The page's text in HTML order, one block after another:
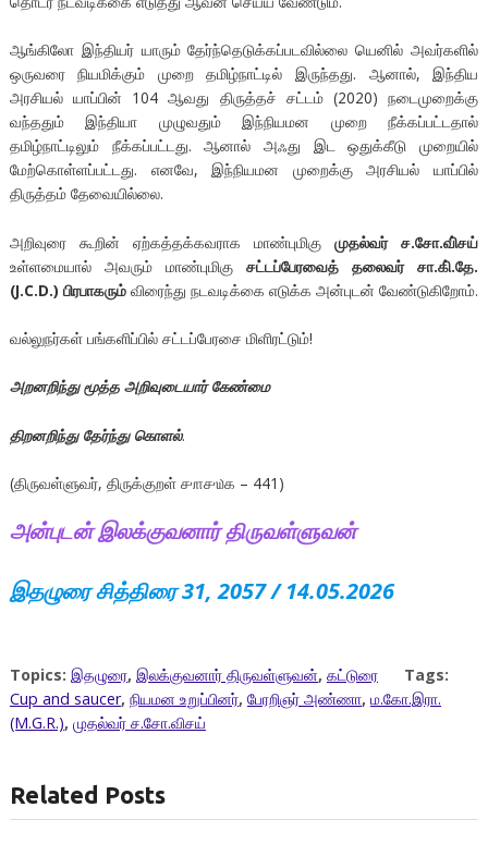
ஆங்கிலோ இந்தியர் யாரும் தேர்ந்தெடுக்கப்படவில்லை யெனில் அவர்களில்
ஒருவரை நியமிக்கும் முறை தமிழ்நாட்டில் இருந்தது. ஆனால், இந்திய
அரசியல் யாப்பின் 104 ஆவது திருத்தச் சட்டம் (2020) நடைமுறைக்கு
வந்ததும் இந்தியா முழுவதும் இந்நியமன முறை நீக்கப்பட்டதால்
தமிழ்நாட்டிலும் நீக்கப்பட்டது. ஆனால் அஃது இட ஒதுக்கீடு முறையில்
மேற்கொள்ளப்பட்டது. எனவே, இந்நியமன முறைக்கு அரசியல் யாப்பில்
திருத்தம் தேவையில்லை.
அறிவுரை கூறின் ஏற்கத்தக்கவராக மாண்புமிகுமுதல்வர் ச.சோ.வி்சய்
உள்ளமையால் அவரும் மாண்புமிகு சட்டப்பேரவைத் தலைவர் சா.கி்.தே.
(J.C.D.) பிரபாகரும்விரைந்து நடவடிக்கை எடுக்க அன்புடன் வேண்டுகிறோம்.
வல்லுநர்கள் பங்களிப்பில் சட்டப்பேரசை மிளிரட்டும்!
அறனறிந்து மூத்த அறிவுடையார் கேண்மை
திறனறிந்து தேர்ந்து கொளல்.
(திருவள்ளுவர், திருக்குறள் ௪௱௪௰௧ – 441)
அன்புடன் இலக்குவனார் திருவள்ளுவன்
இதழுரை சித்திரை 31, 2057 / 14.05.2026
Topics: இதழுரை, இலக்குவனார் திருவள்ளுவன், கட்டுரை
Tags:
Cup and saucer, நியமன உறுப்பினர், பேரறிஞர் அண்ணா, ம.கோ.இரா.
(M.G.R.), முதல்வர் ச.சோ.விசய்
Related Posts